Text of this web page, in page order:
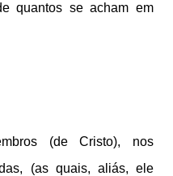
quantos se acham em
(de Cristo), nos
(as quais, aliás, ele